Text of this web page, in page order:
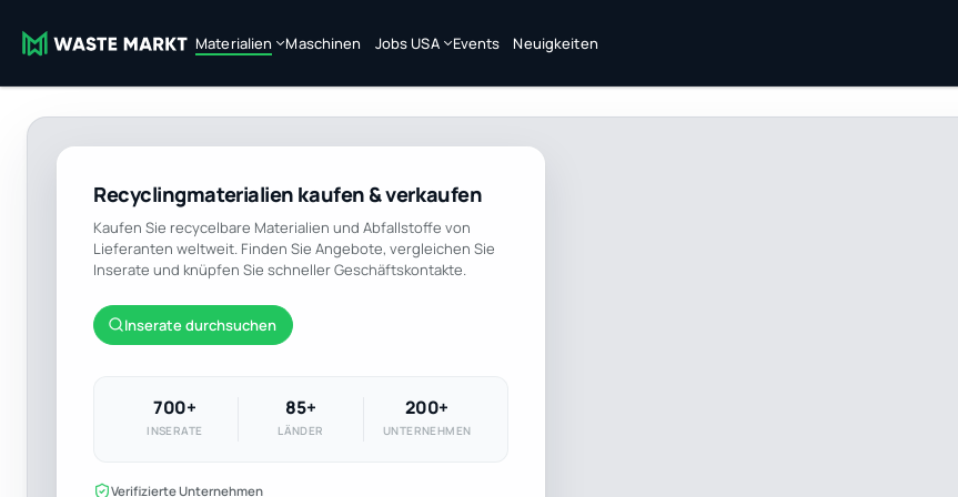
Materialien Maschinen Jobs USA Events Neuigkeiten
Recyclingmaterialien kaufen & verkaufen
Kaufen Sie recycelbare Materialien und Abfallstoffe von
Lieferanten weltweit. Finden Sie Angebote, vergleichen Sie
Inserate und knüpfen Sie schneller Geschäftskontakte.
Inserate durchsuchen
700+
INSERATE
85+
LÄNDER
200+
UNTERNEHMEN
Verifizierte Unternehmen